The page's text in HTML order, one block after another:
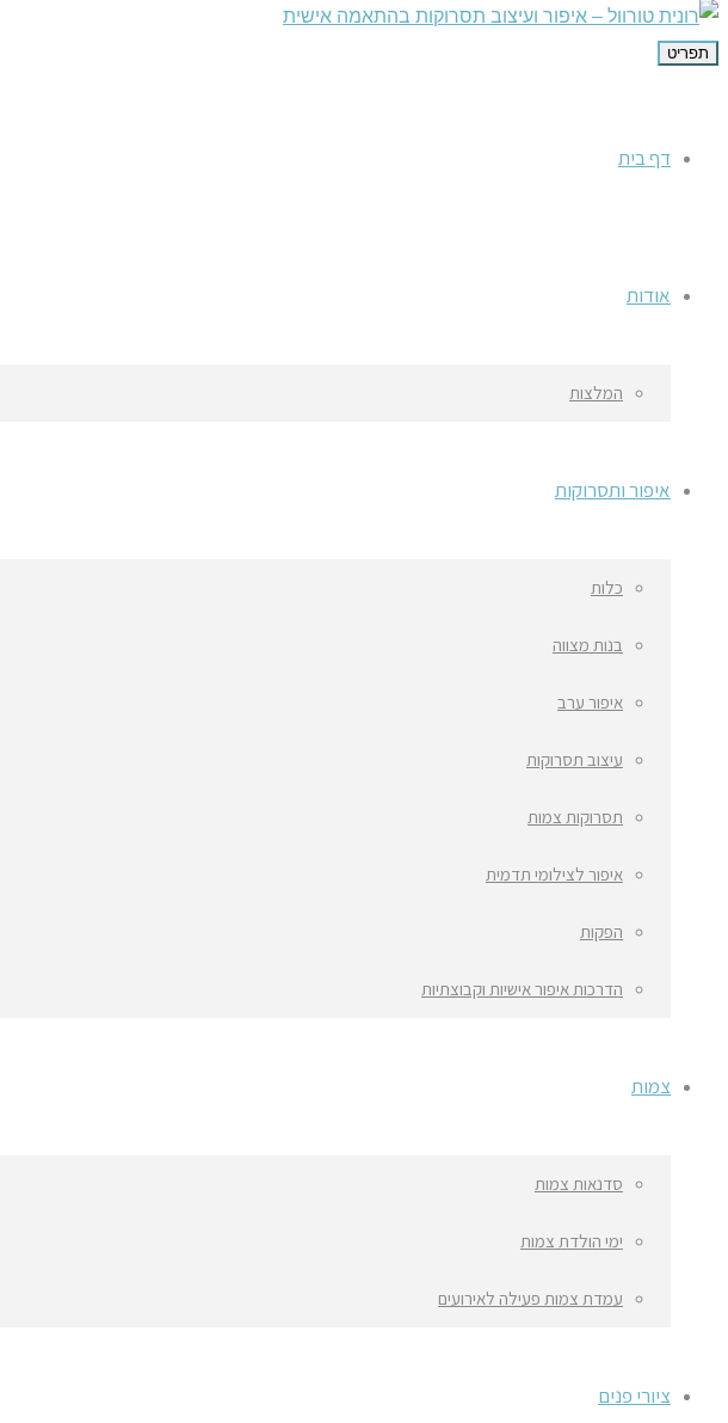
תפריט
דף בית
אודות
המלצות
איפור ותסרוקות
כלות
בנות מצווה
איפור ערב
עיצוב תסרוקות
תסרוקות צמות
איפור לצילומי תדמית
הפקות
הדרכות איפור אישיות וקבוצתיות
צמות
סדנאות צמות
ימי הולדת צמות
עמדת צמות פעילה לאירועים
ציורי פנים